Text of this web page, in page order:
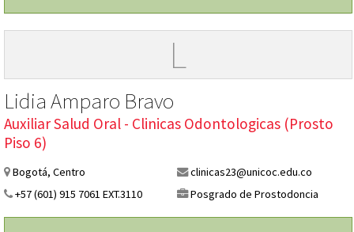
L
Lidia Amparo Bravo
Auxiliar Salud Oral - Clinicas Odontologicas (Prosto
Piso 6)
Bogotá, Centro
clinicas23@unicoc.edu.co
+57 (601) 915 7061 EXT.3110
Posgrado de Prostodoncia